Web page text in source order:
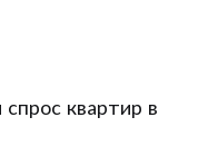
квартир в